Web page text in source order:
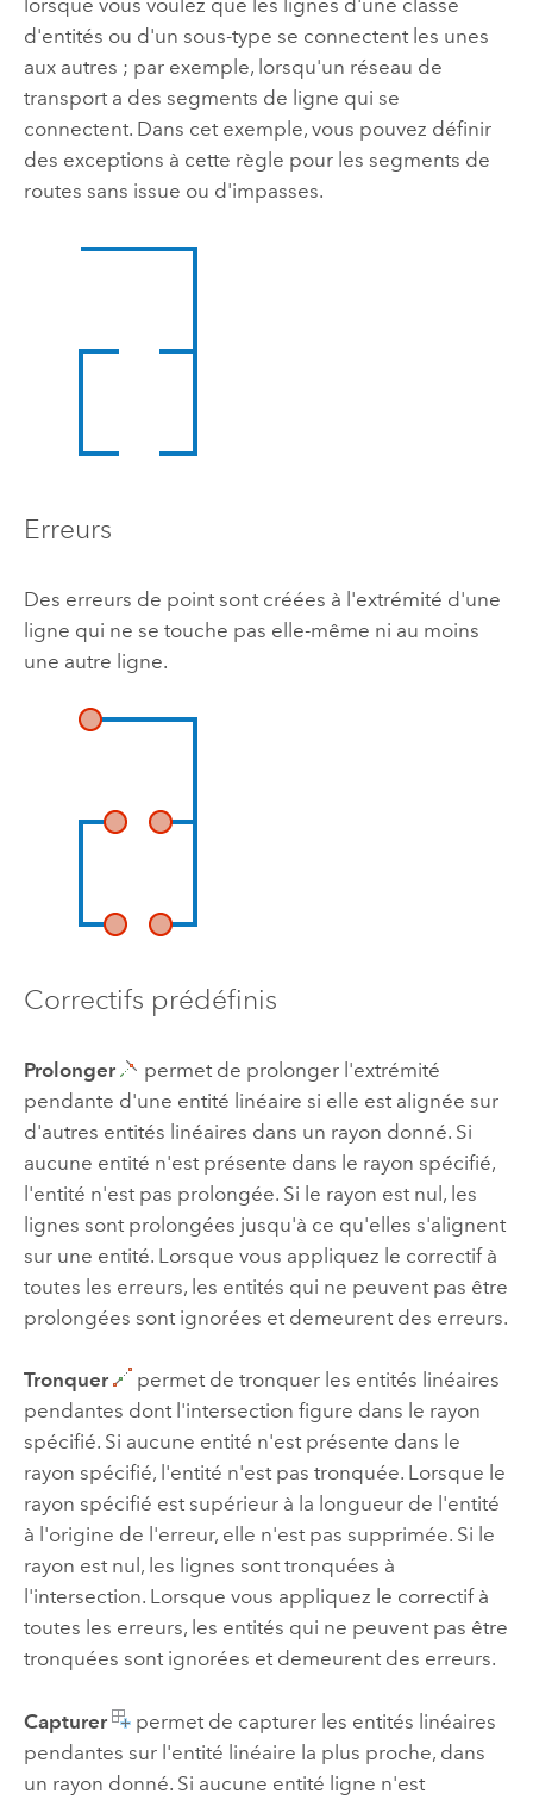
d'entités ou d'un sous-type se connectent les unes
aux autres ; par exemple, lorsqu'un réseau de
transport a des segments de ligne qui se
connectent. Dans cet exemple, vous pouvez définir
des exceptions à cette règle pour les segments de
routes sans issue ou d'impasses.
Erreurs
Des erreurs de point sont créées à l'extrémité d'une
ligne qui ne se touche pas elle-même ni au moins
une autre ligne.
Correctifs prédéfinis
Prolonger
permet de prolonger l'extrémité
pendante d'une entité linéaire si elle est alignée sur
d'autres entités linéaires dans un rayon donné. Si
aucune entité n'est présente dans le rayon spécifié,
l'entité n'est pas prolongée. Si le rayon est nul, les
lignes sont prolongées jusqu'à ce qu'elles s'alignent
sur une entité. Lorsque vous appliquez le correctif à
toutes les erreurs, les entités qui ne peuvent pas être
prolongées sont ignorées et demeurent des erreurs.
Tronquer
permet de tronquer les entités linéaires
pendantes dont l'intersection figure dans le rayon
spécifié. Si aucune entité n'est présente dans le
rayon spécifié, l'entité n'est pas tronquée. Lorsque le
rayon spécifié est supérieur à la longueur de l'entité
à l'origine de l'erreur, elle n'est pas supprimée. Si le
rayon est nul, les lignes sont tronquées à
l'intersection. Lorsque vous appliquez le correctif à
toutes les erreurs, les entités qui ne peuvent pas être
tronquées sont ignorées et demeurent des erreurs.
Capturer
permet de capturer les entités linéaires
pendantes sur l'entité linéaire la plus proche, dans
un rayon donné. Si aucune entité ligne n'est